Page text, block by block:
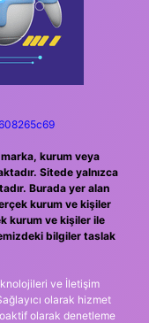
kurum veya
Sitede yalnızca
Burada yer alan
kurum ve kişiler
kurum ve kişiler ile
bilgiler taslak
ve İletişim
olarak hizmet
olarak denetleme